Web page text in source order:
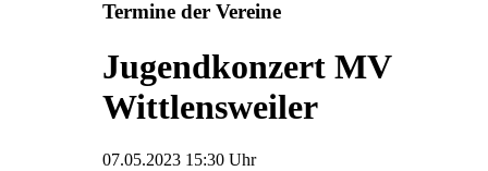
Termine der Vereine
Jugendkonzert MV
Wittlensweiler
07.05.2023 15:30 Uhr